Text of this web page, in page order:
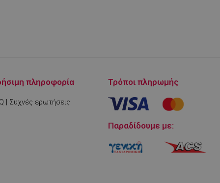
πληροφορία
| Συχνές ερωτήσεις
Τρόποι πληρωμής
Παραδίδουμε με:
για να
ιστότοπου στην
για
Google
εφαρμογές
Πρόκειται